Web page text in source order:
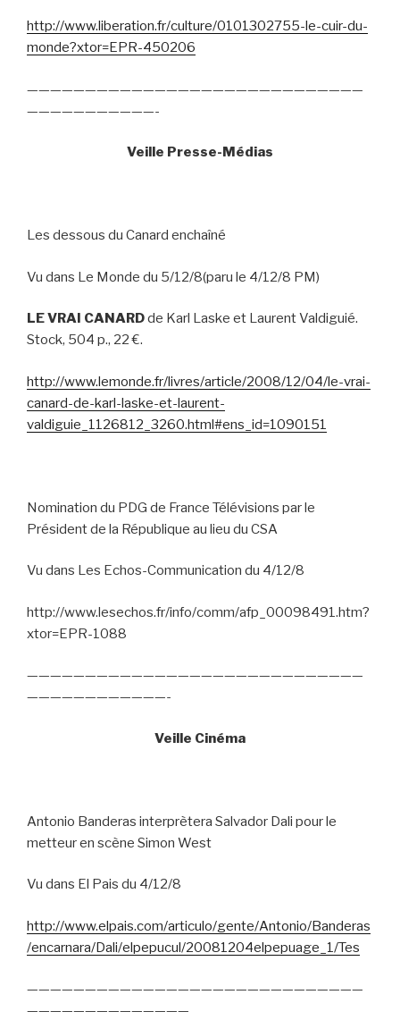
http://www.liberation.fr/culture/0101302755-le-cuir-du-
monde?xtor=EPR-450206
—————————————————————————————
———————————-
Veille Presse-Médias
Les dessous du Canard enchaîné
Vu dans Le Monde du 5/12/8(paru le 4/12/8 PM)
LE VRAI CANARDde Karl Laske et Laurent Valdiguié.
Stock, 504 p., 22 €.
http://www.lemonde.fr/livres/article/2008/12/04/le-vrai-
canard-de-karl-laske-et-laurent-
valdiguie_1126812_3260.html#ens_id=1090151
Nomination du PDG de France Télévisions par le
Président de la République au lieu du CSA
Vu dans Les Echos-Communication du 4/12/8
http://www.lesechos.fr/info/comm/afp_00098491.htm?
xtor=EPR-1088
—————————————————————————————
————————————-
Veille Cinéma
Antonio Banderas interprètera Salvador Dali pour le
metteur en scène Simon West
Vu dans El Pais du 4/12/8
http://www.elpais.com/articulo/gente/Antonio/Banderas
/encarnara/Dali/elpepucul/20081204elpepuage_1/Tes
—————————————————————————————
——————————————